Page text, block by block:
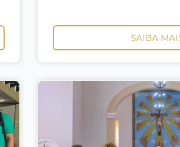
SAIBA